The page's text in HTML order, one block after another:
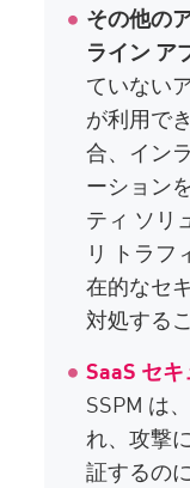
その他の
ライン ア
ていない
が利用で
合、イン
ーション
ティ ソリ
リ トラフ
在的なセ
対処する
SaaS セ
SSPM は
れ、攻撃
証するの